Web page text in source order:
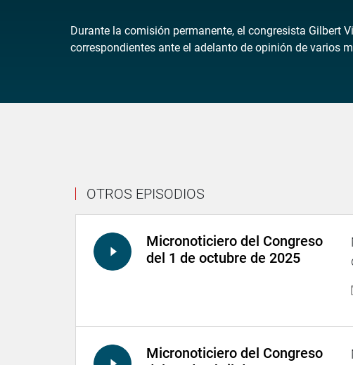
Durante la comisión permanente, el congresista Gilbert
correspondientes ante el adelanto de opinión de varios
OTROS EPISODIOS
Micronoticiero del Congreso
del 1 de octubre de 2025
Micronoticiero del Congreso